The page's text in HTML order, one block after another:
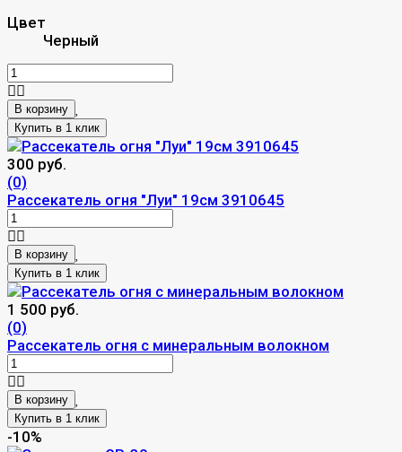
Цвет
Черный
В корзину
300 руб.
(0)
Рассекатель огня "Луи" 19см 3910645
В корзину
1 500 руб.
(0)
Рассекатель огня с минеральным волокном
В корзину
-10%